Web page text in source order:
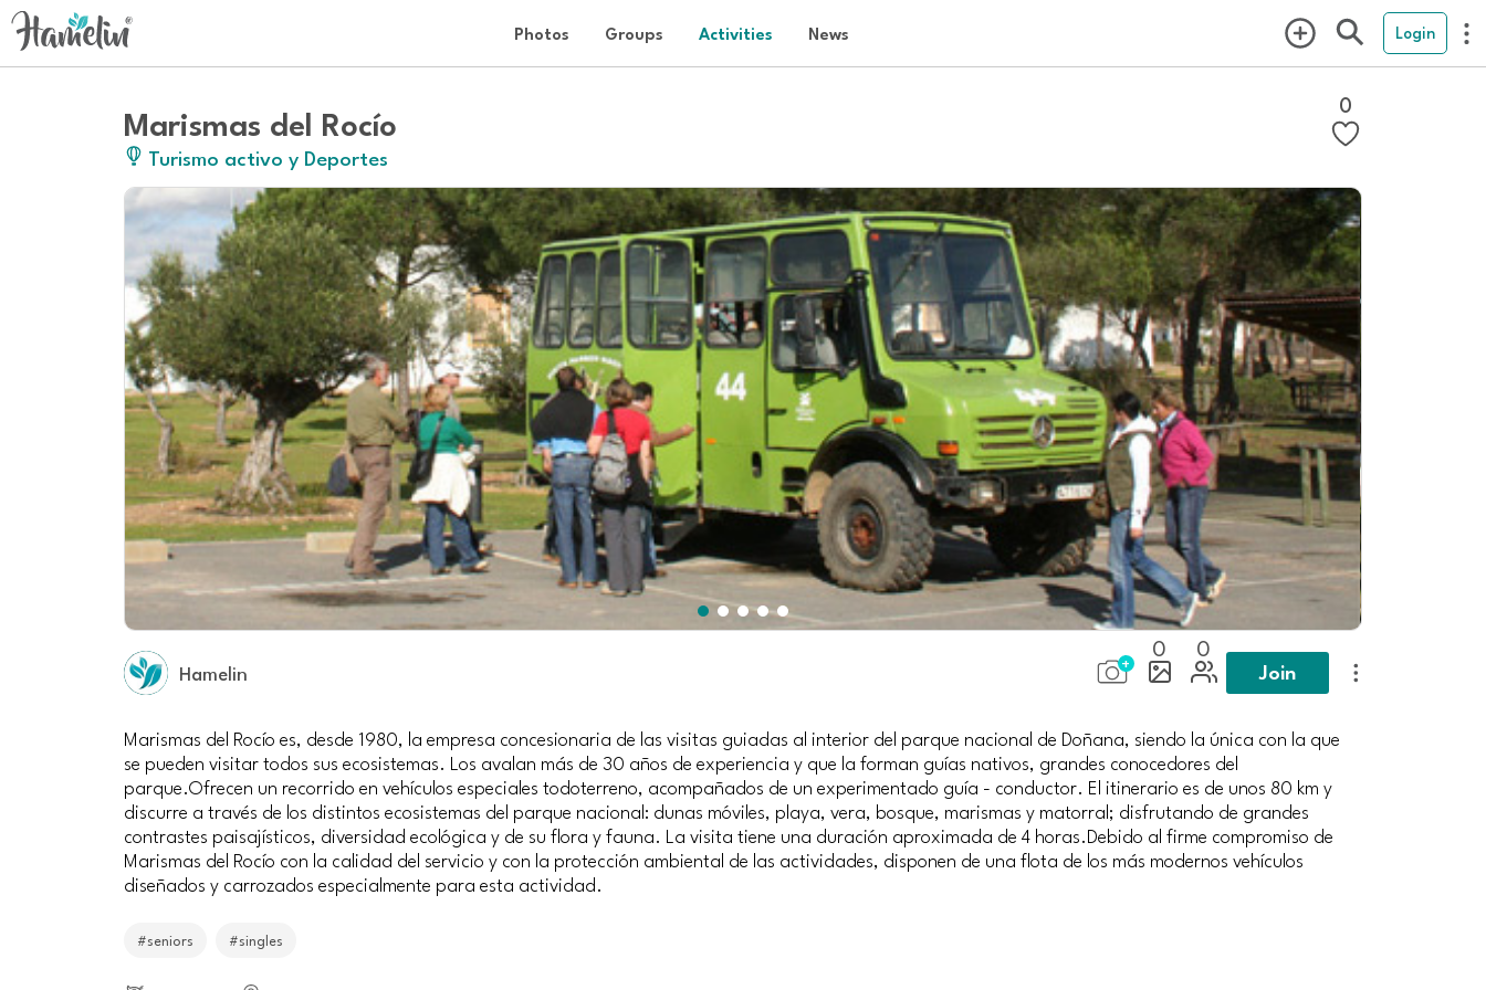
Photos Groups Activities News Login
Marismas del Rocío
Turismo activo y Deportes
0
Hamelin
0 0
Join
Marismas del Rocío es, desde 1980, la empresa concesionaria de las visitas guiadas al interior del parque nacional de Doñana, siendo la única con la que
se pueden visitar todos sus ecosistemas. Los avalan más de 30 años de experiencia y que la forman guías nativos, grandes conocedores del
parque.Ofrecen un recorrido en vehículos especiales todoterreno, acompañados de un experimentado guía - conductor. El itinerario es de unos 80 km y
discurre a través de los distintos ecosistemas del parque nacional: dunas móviles, playa, vera, bosque, marismas y matorral; disfrutando de grandes
contrastes paisajísticos, diversidad ecológica y de su flora y fauna. La visita tiene una duración aproximada de 4 horas.Debido al firme compromiso de
Marismas del Rocío con la calidad del servicio y con la protección ambiental de las actividades, disponen de una flota de los más modernos vehículos
diseñados y carrozados especialmente para esta actividad.
#seniors #singles